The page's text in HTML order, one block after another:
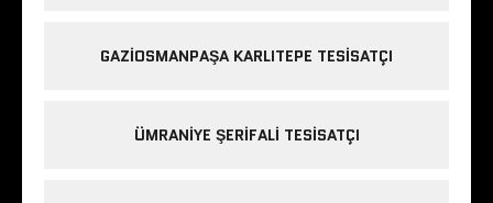
GAZIOSMANPAŞA KARLITEPE TESISATÇI
ÜMRANIYE ŞERIFALI TESISATÇI